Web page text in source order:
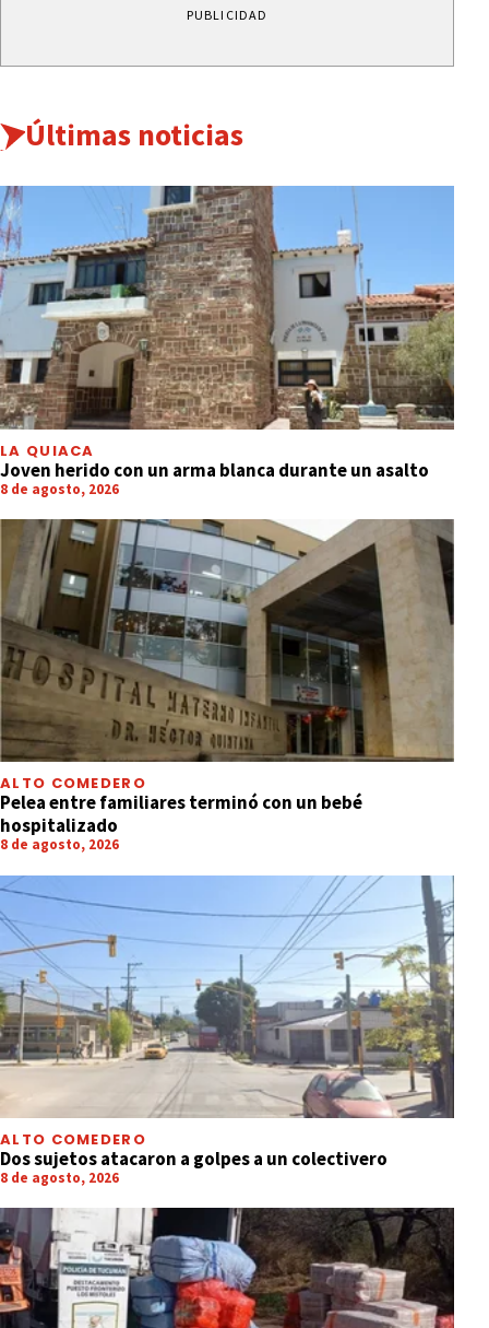
PUBLICIDAD
Últimas noticias
LA QUIACA
Joven herido con un arma blanca durante un asalto
8 de agosto, 2026
ALTO COMEDERO
Pelea entre familiares terminó con un bebé
hospitalizado
8 de agosto, 2026
ALTO COMEDERO
Dos sujetos atacaron a golpes a un colectivero
8 de agosto, 2026